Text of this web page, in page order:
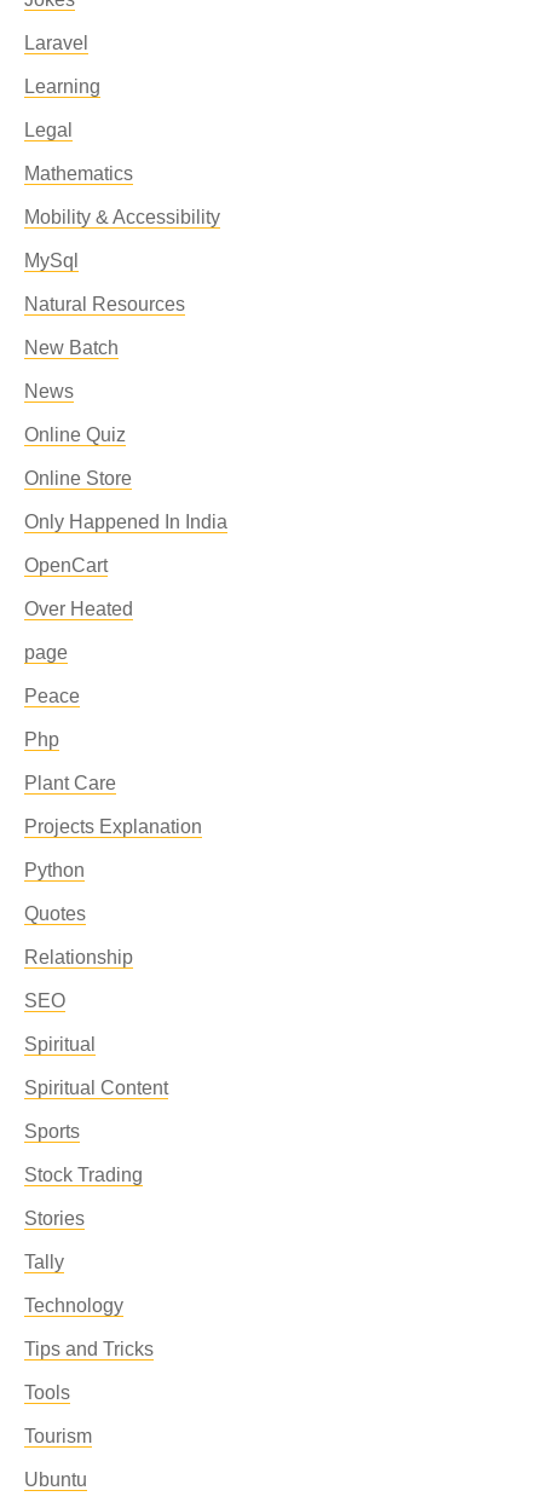
Laravel
Learning
Legal
Mathematics
Mobility & Accessibility
MySql
Natural Resources
New Batch
News
Online Quiz
Online Store
Only Happened In India
OpenCart
Over Heated
page
Peace
Php
Plant Care
Projects Explanation
Python
Quotes
Relationship
SEO
Spiritual
Spiritual Content
Sports
Stock Trading
Stories
Tally
Technology
Tips and Tricks
Tools
Tourism
Ubuntu